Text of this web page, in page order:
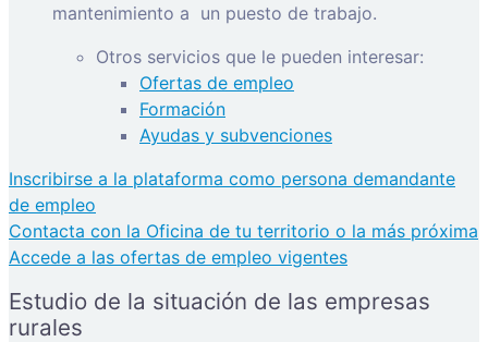
mantenimiento a un puesto de trabajo.
Otros servicios que le pueden interesar:
Ofertas de empleo
Formación
Ayudas y subvenciones
Inscribirse a la plataforma como persona demandante
de empleo
Contacta con la Oficina de tu territorio o la más próxima
Accede a las ofertas de empleo vigentes
Estudio de la situación de las empresas
rurales